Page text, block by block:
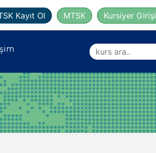
Kayıt Ol MTSK Kursiyer Girişi